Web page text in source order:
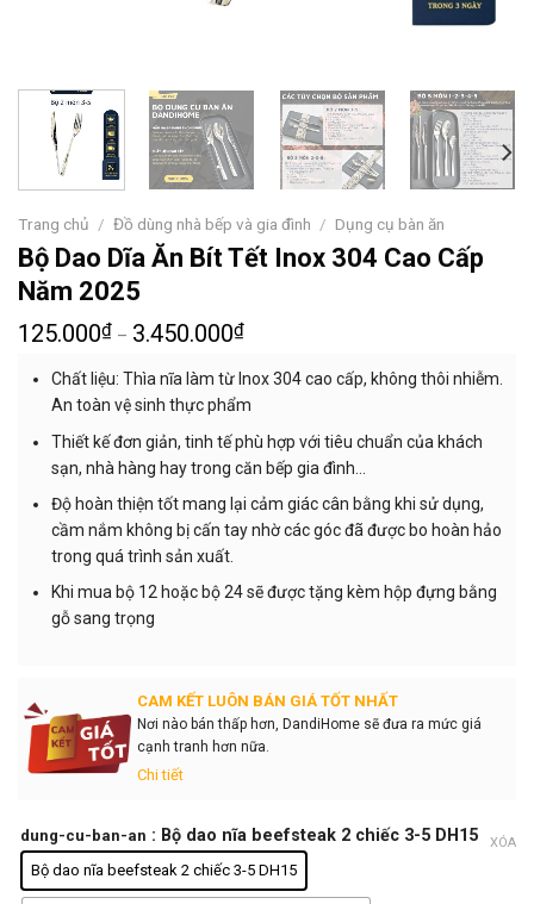
Trang chủ / Đồ dùng nhà bếp và gia đình / Dụng cụ bàn ăn
Bộ Dao Dĩa Ăn Bít Tết Inox 304 Cao Cấp
Năm 2025
125.000₫ – 3.450.000₫
Chất liệu: Thìa nĩa làm từ Inox 304 cao cấp, không thôi nhiễm.
An toàn vệ sinh thực phẩm
Thiết kế đơn giản, tinh tế phù hợp với tiêu chuẩn của khách
sạn, nhà hàng hay trong căn bếp gia đình…
Độ hoàn thiện tốt mang lại cảm giác cân bằng khi sử dụng,
cầm nắm không bị cấn tay nhờ các góc đã được bo hoàn hảo
trong quá trình sản xuất.
Khi mua bộ 12 hoặc bộ 24 sẽ được tặng kèm hộp đựng bằng
gỗ sang trọng
CAM KẾT LUÔN BÁN GIÁ TỐT NHẤT
Nơi nào bán thấp hơn, DandiHome sẽ đưa ra mức giá
cạnh tranh hơn nữa.
Chi tiết
dung-cu-ban-an : Bộ dao nĩa beefsteak 2 chiếc 3-5 DH15
Bộ dao nĩa beefsteak 2 chiếc 3-5 DH15
XÓA